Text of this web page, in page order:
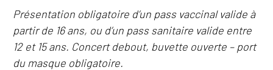
Présentation obligatoire d’un pass vaccinal valide à
partir de 16 ans, ou d’un pass sanitaire valide entre
12 et 15 ans. Concert debout, buvette ouverte – port
du masque obligatoire.